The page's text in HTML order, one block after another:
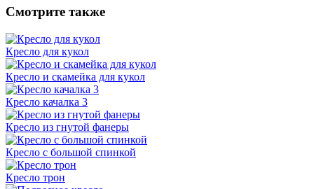
Смотрите также
Кресло для кукол
Кресло и скамейка для кукол
Кресло качалка 3
Кресло из гнутой фанеры
Кресло с большой спинкой
Кресло трон